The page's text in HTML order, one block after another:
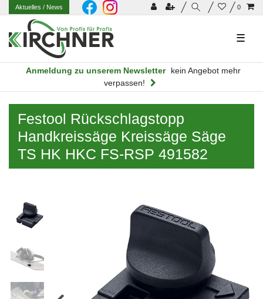
0
Aktuelles/ News
☰
Anmeldung zu unserem Newsletter
kein Angebot mehr
verpassen!
Festool Rückschlagstopp
Handkreissäge Kreissäge Säge
TS HK HKC FS-RSP 491582